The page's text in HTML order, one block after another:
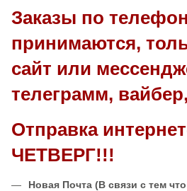
Заказы по
принимаются,
сайт или
телеграмм,
Отправка
ЧЕТВЕРГ!!!
Новая Почта (В связи с тем